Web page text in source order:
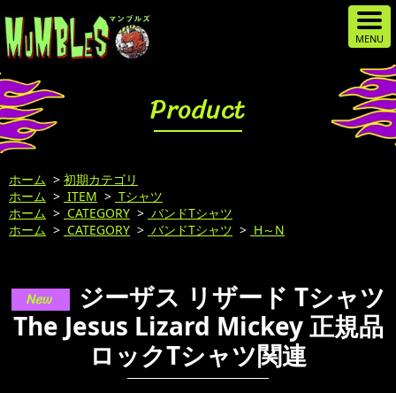
Product
ホーム > 初期カテゴリ
ホーム > ITEM > Tシャツ
ホーム > CATEGORY > バンドTシャツ
ホーム > CATEGORY > バンドTシャツ > H～N
ジーザス リザード Tシャツ
The Jesus Lizard Mickey 正規品
ロックTシャツ関連